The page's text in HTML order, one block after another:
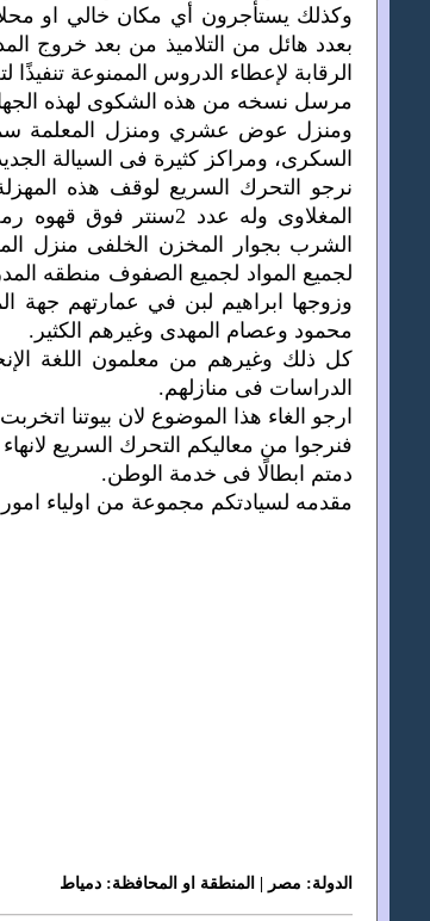
وكذلك يستأجرون أي مكان خالي او
بعدد هائل من التلاميذ من بعد خروج
الرقابة لإعطاء الدروس الممنوعة تنفيذًا
مرسل نسخه من هذه الشكوى لهذه
ومنزل عوض عشري ومنزل المعلمة
السكرى، ومراكز كثيرة فى السيالة
نرجو التحرك السريع لوقف هذه
المغلاوى وله عدد
الشرب بجوار المخزن الخلفى منزل
لجميع المواد لجميع الصفوف منطقه
وزوجها ابراهيم لبن في عمارتهم جهة
محمود وعصام المهدى وغيرهم الكثير.
كل ذلك وغيرهم من معلمون اللغة
الدراسات فى منازلهم.
ارجو الغاء هذا الموضوع لان بيوتنا
فنرجوا من معاليكم التحرك السريع لانهاء
دمتم ابطالًا فى خدمة الوطن.
مقدمه لسيادتكم مجموعة من اولياء امور
الدولة: مصر | المنطقة او المحافظة: دمياط